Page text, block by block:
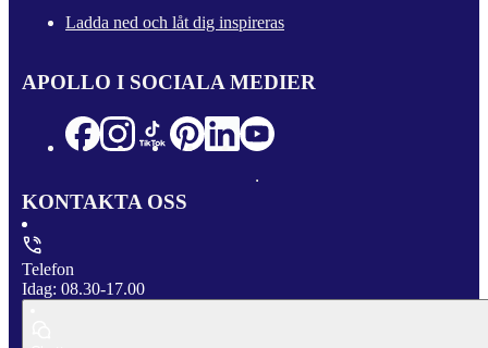
Ladda ned och låt dig inspireras
APOLLO I SOCIALA MEDIER
KONTAKTA OSS
Telefon
Idag: 08.30-17.00